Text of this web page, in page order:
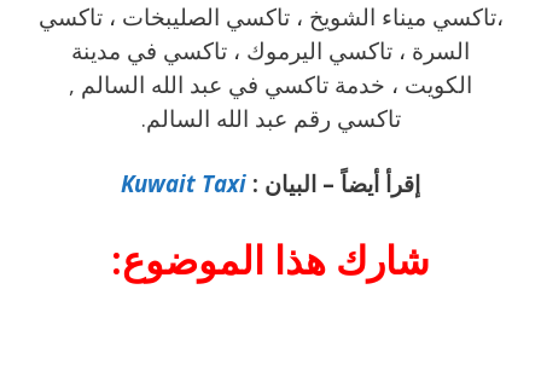
،تاكسي ميناء الشويخ ، تاكسي الصليبخات ، تاكسي
السرة ، تاكسي اليرموك ، تاكسي في مدينة
الكويت ، خدمة تاكسي في عبد الله السالم ,
تاكسي رقم عبد الله السالم.
إقرأ أيضاً – البيان : Kuwait Taxi
شارك هذا الموضوع: